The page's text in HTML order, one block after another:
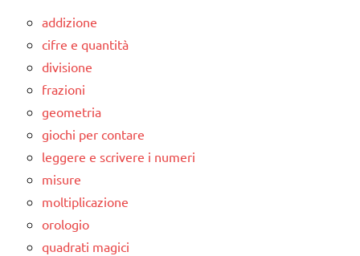
addizione
cifre e quantità
divisione
frazioni
geometria
giochi per contare
leggere e scrivere i numeri
misure
moltiplicazione
orologio
quadrati magici